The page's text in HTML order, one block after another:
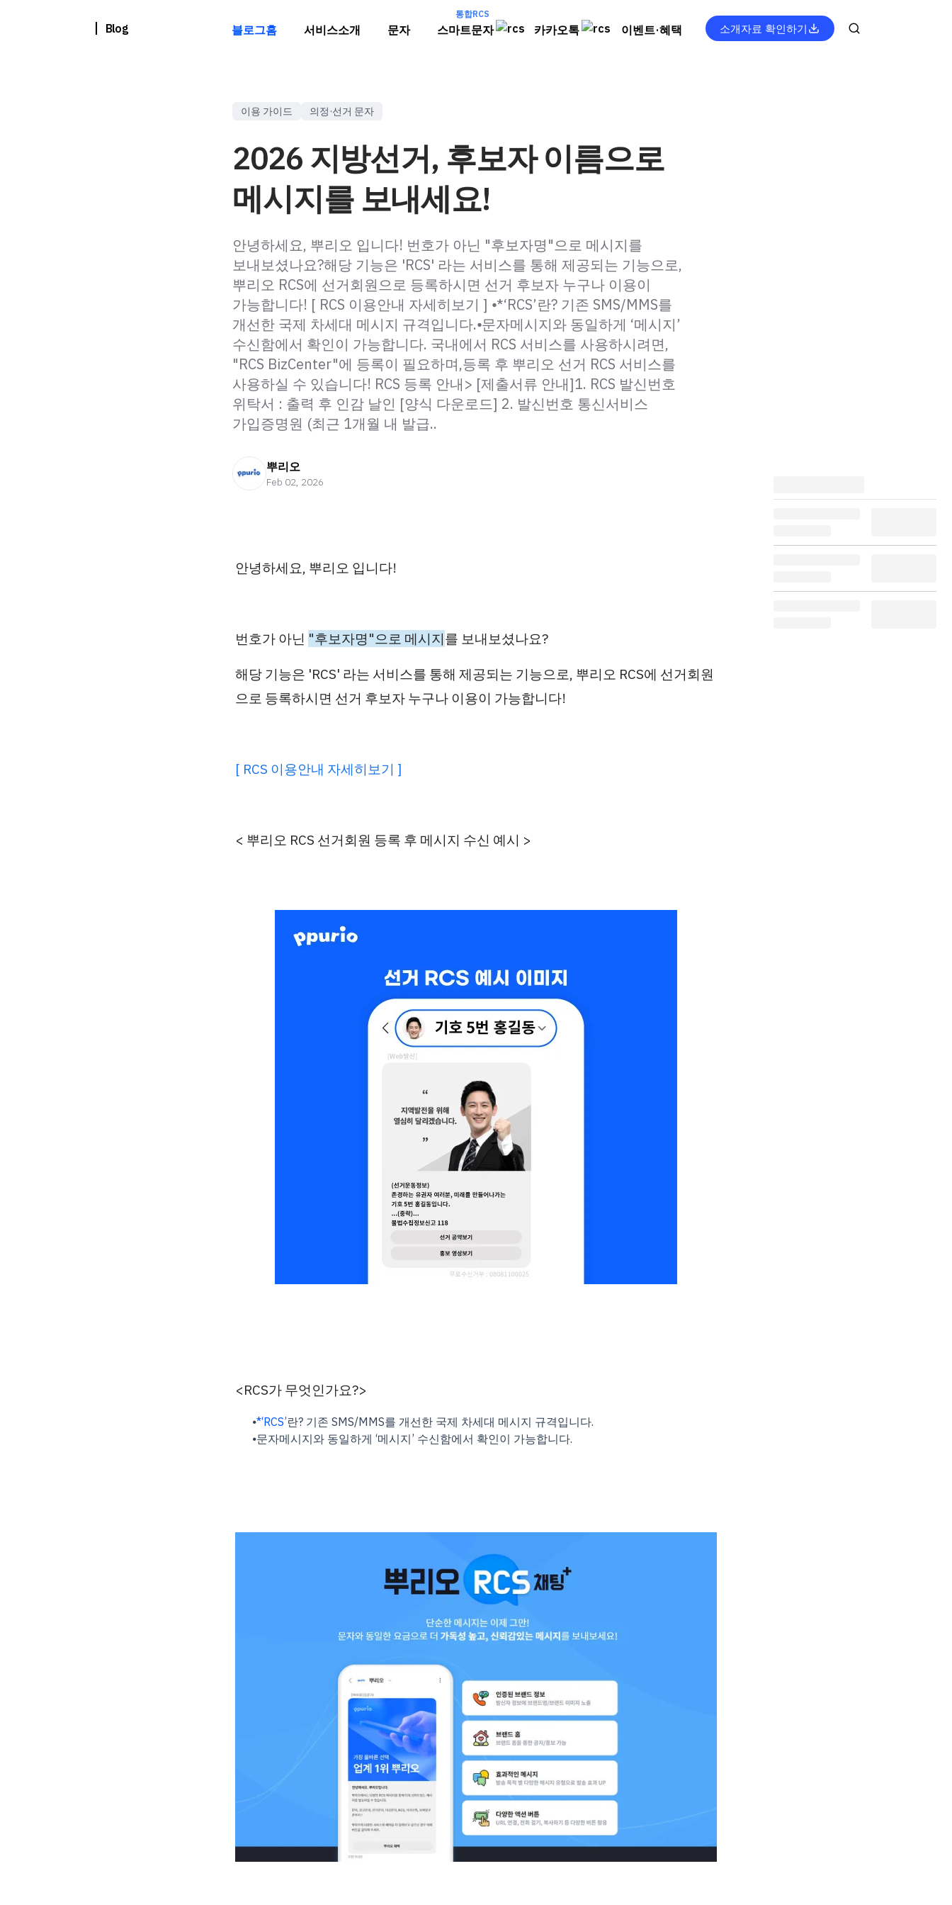
Blog 블로그홈 서비스소개 문자 스마트문자
통합RCS
카카오톡 이벤트·혜택 소개자료 확인하기
이용 가이드 의정·선거 문자
2026 지방선거, 후보자 이름으로
메시지를 보내세요!
안녕하세요, 뿌리오 입니다! 번호가 아닌 "후보자명"으로 메시지를
보내보셨나요?해당 기능은 'RCS' 라는 서비스를 통해 제공되는 기능으로,
뿌리오 RCS에 선거회원으로 등록하시면 선거 후보자 누구나 이용이
가능합니다! [ RCS 이용안내 자세히보기 ] ⦁*‘RCS’란? 기존 SMS/MMS를
개선한 국제 차세대 메시지 규격입니다.⦁문자메시지와 동일하게 ‘메시지’
수신함에서 확인이 가능합니다. 국내에서 RCS 서비스를 사용하시려면,
"RCS BizCenter"에 등록이 필요하며,등록 후 뿌리오 선거 RCS 서비스를
사용하실 수 있습니다! RCS 등록 안내> [제출서류 안내]1. RCS 발신번호
위탁서 : 출력 후 인감 날인 [양식 다운로드] 2. 발신번호 통신서비스
가입증명원 (최근 1개월 내 발급..
뿌리오
Feb 02, 2026
안녕하세요, 뿌리오 입니다!
번호가 아닌 "후보자명"으로 메시지를 보내보셨나요?
해당 기능은 'RCS' 라는 서비스를 통해 제공되는 기능으로, 뿌리오 RCS에 선거회원
으로 등록하시면 선거 후보자 누구나 이용이 가능합니다!
[ RCS 이용안내 자세히보기 ]
< 뿌리오 RCS 선거회원 등록 후 메시지 수신 예시 >
<RCS가 무엇인가요?>
⦁*‘RCS’란? 기존 SMS/MMS를 개선한 국제 차세대 메시지 규격입니다.
⦁문자메시지와 동일하게 ‘메시지’ 수신함에서 확인이 가능합니다.